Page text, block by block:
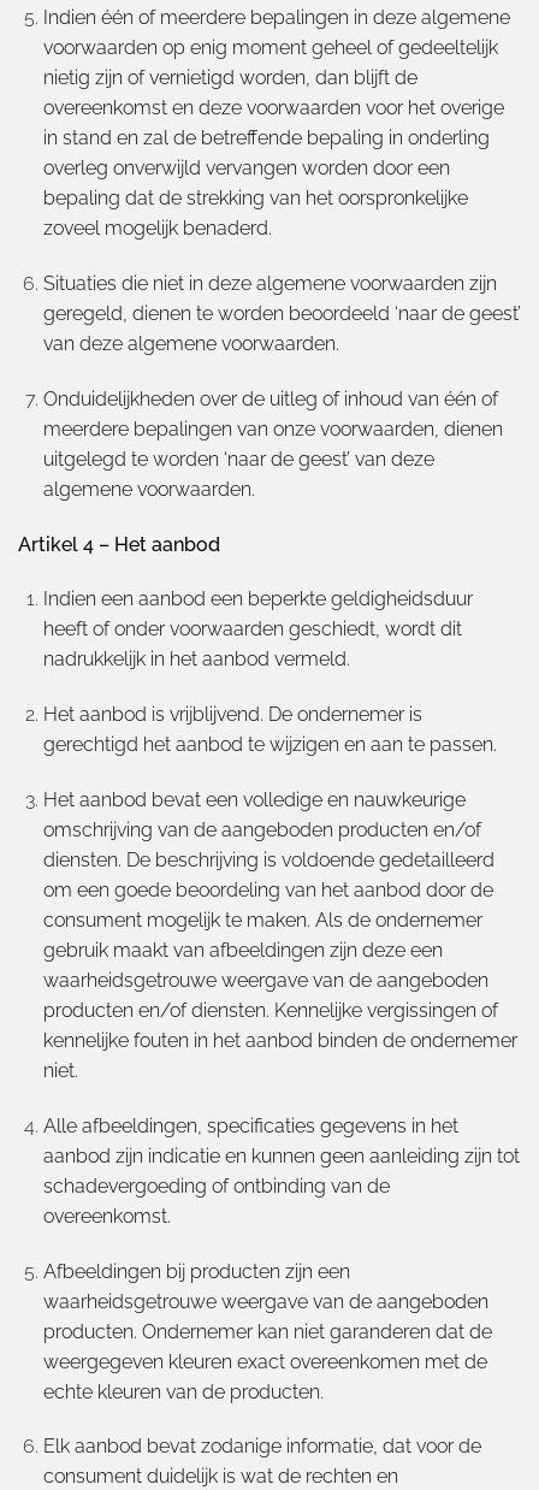
Indien één of meerdere bepalingen in deze algemene
voorwaarden op enig moment geheel of gedeeltelijk
nietig zijn of vernietigd worden, dan blijft de
overeenkomst en deze voorwaarden voor het overige
in stand en zal de betreffende bepaling in onderling
overleg onverwijld vervangen worden door een
bepaling dat de strekking van het oorspronkelijke
zoveel mogelijk benaderd.
Situaties die niet in deze algemene voorwaarden zijn
geregeld, dienen te worden beoordeeld ‘naar de geest’
van deze algemene voorwaarden.
Onduidelijkheden over de uitleg of inhoud van één of
meerdere bepalingen van onze voorwaarden, dienen
uitgelegd te worden ‘naar de geest’ van deze
algemene voorwaarden.
Artikel 4 – Het aanbod
Indien een aanbod een beperkte geldigheidsduur
heeft of onder voorwaarden geschiedt, wordt dit
nadrukkelijk in het aanbod vermeld.
Het aanbod is vrijblijvend. De ondernemer is
gerechtigd het aanbod te wijzigen en aan te passen.
Het aanbod bevat een volledige en nauwkeurige
omschrijving van de aangeboden producten en/of
diensten. De beschrijving is voldoende gedetailleerd
om een goede beoordeling van het aanbod door de
consument mogelijk te maken. Als de ondernemer
gebruik maakt van afbeeldingen zijn deze een
waarheidsgetrouwe weergave van de aangeboden
producten en/of diensten. Kennelijke vergissingen of
kennelijke fouten in het aanbod binden de ondernemer
niet.
Alle afbeeldingen, specificaties gegevens in het
aanbod zijn indicatie en kunnen geen aanleiding zijn tot
schadevergoeding of ontbinding van de
overeenkomst.
Afbeeldingen bij producten zijn een
waarheidsgetrouwe weergave van de aangeboden
producten. Ondernemer kan niet garanderen dat de
weergegeven kleuren exact overeenkomen met de
echte kleuren van de producten.
Elk aanbod bevat zodanige informatie, dat voor de
consument duidelijk is wat de rechten en